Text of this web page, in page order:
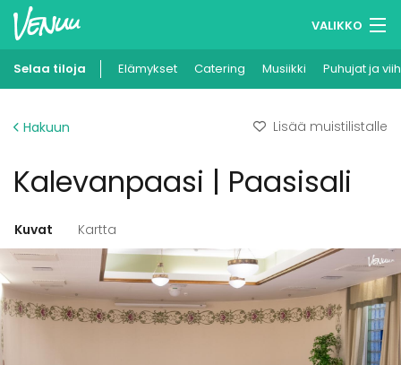
VALIKKO
Muistilistasi
Ilmoita kohteesi
Selaa tiloja Elämykset Catering Musiikki Puhujat ja
Hakuun Lisää muistilistalle
Kalevanpaasi | Paasisali
Kuvat Kartta